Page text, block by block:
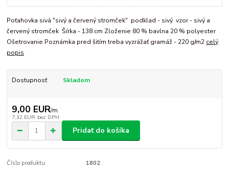
Poťahovka sivá "sivý a červený stromček" podklad - sivý vzor - sivý a
červený stromček Šírka - 138 cm Zloženie 80 % bavlna 20 % polyester
Ošetrovanie Poznámka pred šitím treba vyzrážať gramáž - 220 g/m2 celý
popis
Dostupnosť Skladom
9,00 EUR/m
7,32 EUR bez DPH
Pridať do košíka
Číslo produktu: 1802